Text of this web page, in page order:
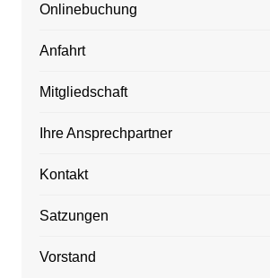
Onlinebuchung
Anfahrt
Mitgliedschaft
Ihre Ansprechpartner
Kontakt
Satzungen
Vorstand